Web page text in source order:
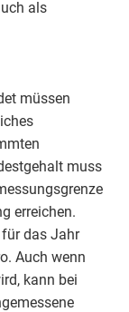
als
müssen
muss
erreichen.
das Jahr
Auch wenn
kann bei